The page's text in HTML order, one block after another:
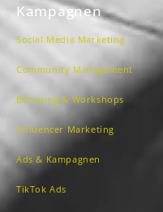
Kampagnen
Social Media Marketing
Community Management
Beratung & Workshops
Influencer Marketing
Ads & Kampagnen
TikTok Ads